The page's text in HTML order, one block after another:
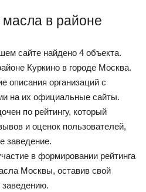
в районе
сайте найдено 4 объекта.
Куркино в городе Москва.
описания организаций с
на их официальные сайты.
по рейтингу, который
и оценок пользователей,
заведение.
в формировании рейтинга
Москвы, оставив свой
заведению.